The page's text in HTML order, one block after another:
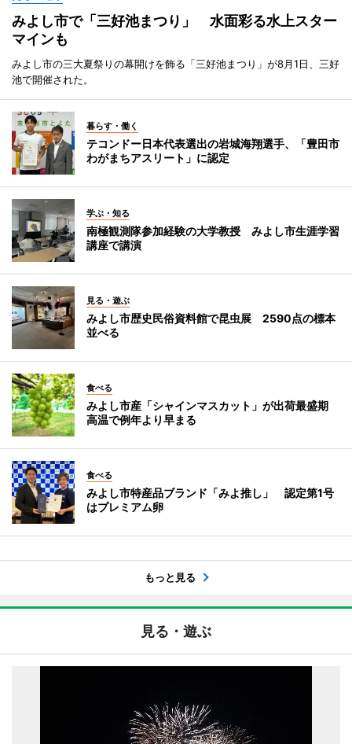
みよし市で「三好池まつり」 水面彩る水上スター
マインも
みよし市の三大夏祭りの幕開けを飾る「三好池まつり」が8月1日、三好
池で開催された。
暮らす・働く
テコンドー日本代表選出の岩城海翔選手、「豊田市
わがまちアスリート」に認定
学ぶ・知る
南極観測隊参加経験の大学教授 みよし市生涯学習
講座で講演
見る・遊ぶ
みよし市歴史民俗資料館で昆虫展 2590点の標本
並べる
食べる
みよし市産「シャインマスカット」が出荷最盛期
高温で例年より早まる
食べる
みよし市特産品ブランド「みよ推し」 認定第1号
はプレミアム卵
もっと見る
見る・遊ぶ